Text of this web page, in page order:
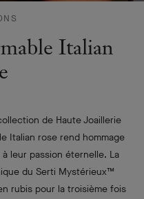
Italian
de Haute Joaillerie
Italian rose rend hommage
leur passion éternelle. La
du Serti Mystérieux™
rubis pour la troisième fois